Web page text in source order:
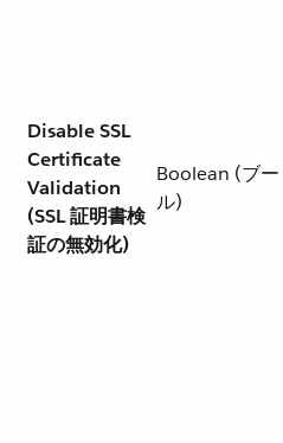
Disable SSL
Certificate
Validation
(SSL 証明書検
証の無効化)
Boolean (ブー
ル)